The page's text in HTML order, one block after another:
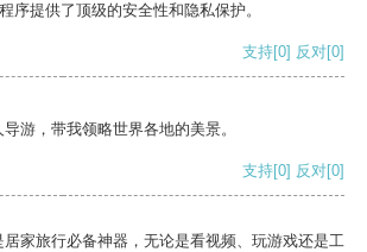
序提供了顶级的安全性和隐私保护。
支持[0] 反对[0]
游，带我领略世界各地的美景。
支持[0] 反对[0]
家旅行必备神器，无论是看视频、玩游戏还是工